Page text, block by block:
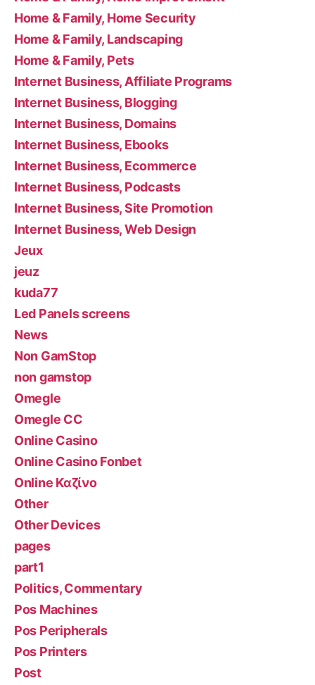
Home & Family, Home Security
Home & Family, Landscaping
Home & Family, Pets
Internet Business, Affiliate Programs
Internet Business, Blogging
Internet Business, Domains
Internet Business, Ebooks
Internet Business, Ecommerce
Internet Business, Podcasts
Internet Business, Site Promotion
Internet Business, Web Design
Jeux
jeuz
kuda77
Led Panels screens
News
Non GamStop
non gamstop
Omegle
Omegle CC
Online Casino
Online Casino Fonbet
Online Καζίνο
Other
Other Devices
pages
part1
Politics, Commentary
Pos Machines
Pos Peripherals
Pos Printers
Post